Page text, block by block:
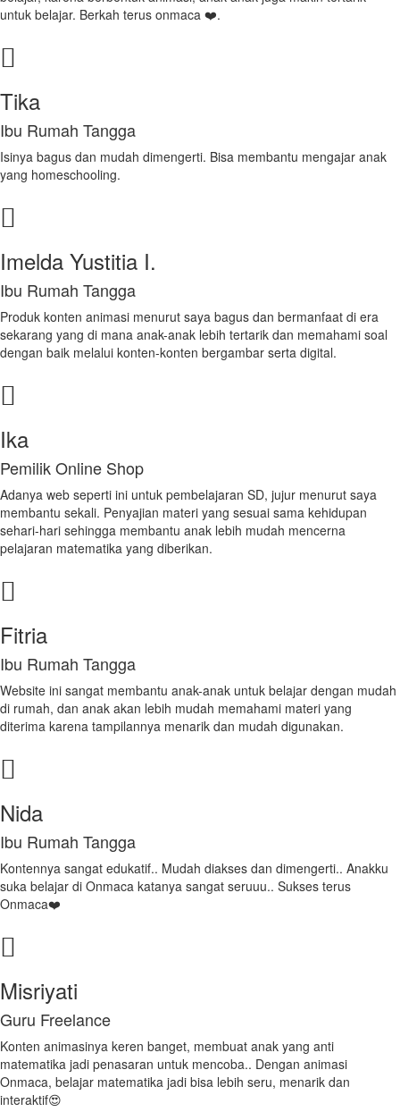
untuk belajar. Berkah terus onmaca ❤️.
Tika
Ibu Rumah Tangga
Isinya bagus dan mudah dimengerti. Bisa membantu mengajar anak
yang homeschooling.
Imelda Yustitia I.
Ibu Rumah Tangga
Produk konten animasi menurut saya bagus dan bermanfaat di era
sekarang yang di mana anak-anak lebih tertarik dan memahami soal
dengan baik melalui konten-konten bergambar serta digital.
Ika
Pemilik Online Shop
Adanya web seperti ini untuk pembelajaran SD, jujur menurut saya
membantu sekali. Penyajian materi yang sesuai sama kehidupan
sehari-hari sehingga membantu anak lebih mudah mencerna
pelajaran matematika yang diberikan.
Fitria
Ibu Rumah Tangga
Website ini sangat membantu anak-anak untuk belajar dengan mudah
di rumah, dan anak akan lebih mudah memahami materi yang
diterima karena tampilannya menarik dan mudah digunakan.
Nida
Ibu Rumah Tangga
Kontennya sangat edukatif.. Mudah diakses dan dimengerti.. Anakku
suka belajar di Onmaca katanya sangat seruuu.. Sukses terus
Onmaca❤️
Misriyati
Guru Freelance
Konten animasinya keren banget, membuat anak yang anti
matematika jadi penasaran untuk mencoba.. Dengan animasi
Onmaca, belajar matematika jadi bisa lebih seru, menarik dan
interaktif😍